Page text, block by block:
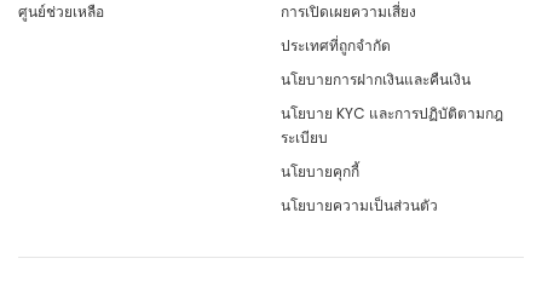
ศูนย์ช่วยเหลือ
การเปิดเผยความเสี่ยง
ประเทศที่ถูกจำกัด
นโยบายการฝากเงินและคืนเงิน
นโยบาย KYC และการปฏิบัติตามกฎ
ระเบียบ
นโยบายคุกกี้
นโยบายความเป็นส่วนตัว